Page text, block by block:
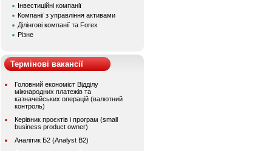
Інвестиційні компанії
Компанії з управління активами
Ділінгові компанії та Forex
Різне
Термінові вакансії
Головний економіст Відділу
міжнародних платежів та
казначейських операцій (валютний
контроль)
Керівник проєктів і програм (small
business product owner)
Аналітик Б2 (Analyst B2)